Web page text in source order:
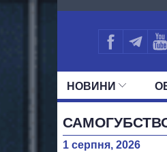
1256
НОВИНИ
1 серпня, 2026